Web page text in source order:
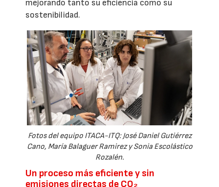
mejorando tanto su eficiencia como su
sostenibilidad.
Fotos del equipo ITACA-ITQ: José Daniel Gutiérrez
Cano, María Balaguer Ramirez y Sonia Escolástico
Rozalén.
Un proceso más eficiente y sin
emisiones directas de CO₂